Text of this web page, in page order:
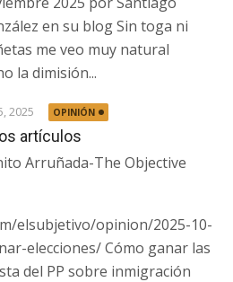
en su blog Sin toga ni
me veo muy natural
la dimisión...
2025 OPINIÓN
artículos
Arruñada-The Objective
elsubjetivo/opinion/2025-10-
elecciones/ Cómo ganar las
del PP sobre inmigración